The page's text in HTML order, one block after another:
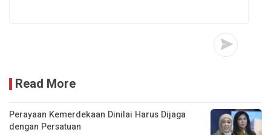
Read More
Perayaan Kemerdekaan Dinilai Harus Dijaga
dengan Persatuan